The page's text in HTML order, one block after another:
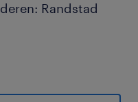
Randstad